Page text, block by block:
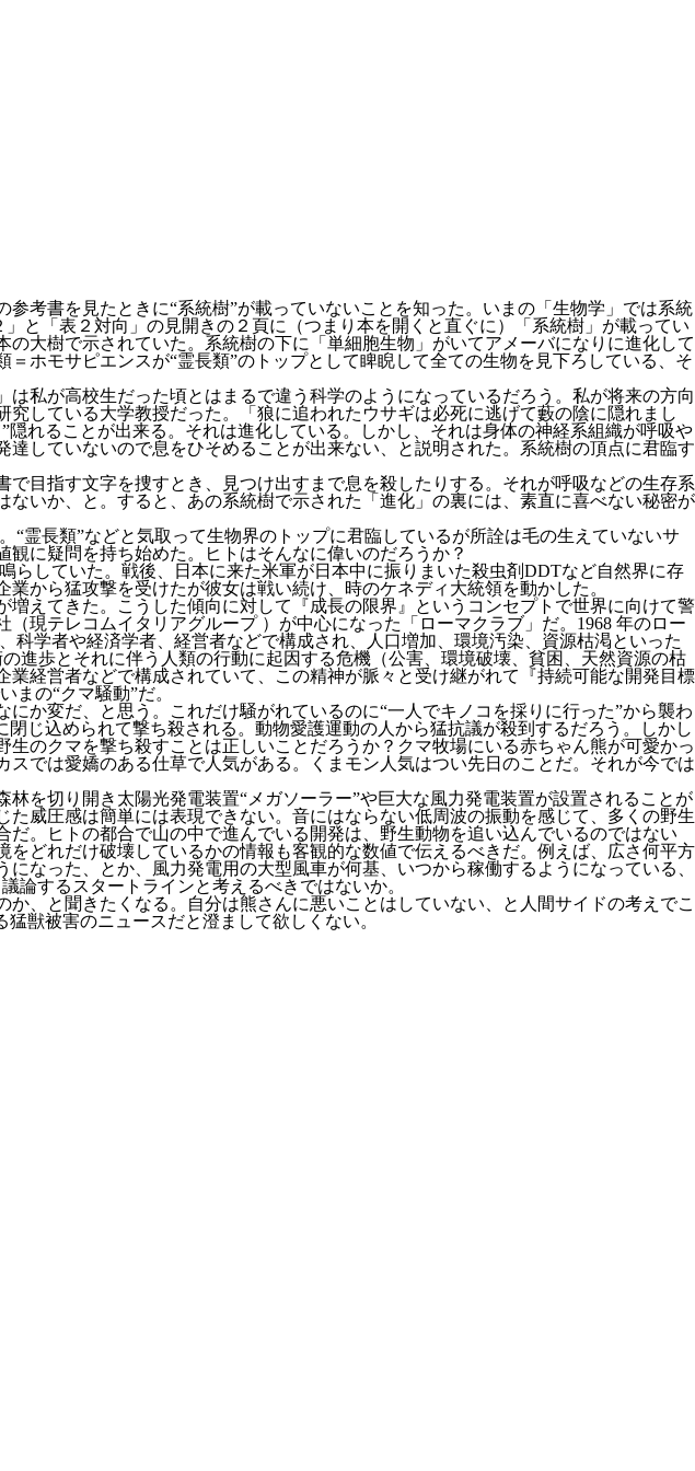
考書を見たときに“系統樹”が載っていないことを知った。いまの「生物学」では系統
「表２対向」の見開きの２頁に（つまり本を開くと直ぐに）「系統樹」が載ってい
大樹で示されていた。系統樹の下に「単細胞生物」がいてアメーバになりに進化して
ホモサピエンスが“霊長類”のトップとして睥睨して全ての生物を見下ろしている、そ
私が高校生だった頃とはまるで違う科学のようになっているだろう。私が将来の方向
している大学教授だった。「狼に追われたウサギは必死に逃げて藪の陰に隠れまし
れることが出来る。それは進化している。しかし、それは身体の神経系組織が呼吸や
していないので息をひそめることが出来ない、と説明された。系統樹の頂点に君臨す
目指す文字を捜すとき、見つけ出すまで息を殺したりする。それが呼吸などの生存系
いか、と。すると、あの系統樹で示された「進化」の裏には、素直に喜べない秘密が
霊長類”などと気取って生物界のトップに君臨しているが所詮は毛の生えていないサ
に疑問を持ち始めた。ヒトはそんなに偉いのだろうか？
らしていた。戦後、日本に来た米軍が日本中に振りまいた殺虫剤DDTなど自然界に存
から猛攻撃を受けたが彼女は戦い続け、時のケネディ大統領を動かした。
えてきた。こうした傾向に対して『成長の限界』というコンセプトで世界に向けて警
現テレコムイタリアグループ ）が中心になった「ローマクラブ」だ。1968 年のロー
学者や経済学者、経営者などで構成され、人口増加、環境汚染、資源枯渇といった
進歩とそれに伴う人類の行動に起因する危機（公害、環境破壊、貧困、天然資源の枯
経営者などで構成されていて、この精神が脈々と受け継がれて『持続可能な開発目標
まの“クマ騒動”だ。
か変だ、と思う。これだけ騒がれているのに“一人でキノコを採りに行った”から襲わ
じ込められて撃ち殺される。動物愛護運動の人から猛抗議が殺到するだろう。しかし
のクマを撃ち殺すことは正しいことだろうか？クマ牧場にいる赤ちゃん熊が可愛かっ
では愛嬌のある仕草で人気がある。くまモン人気はつい先日のことだ。それが今では
を切り開き太陽光発電装置“メガソーラー”や巨大な風力発電装置が設置されることが
威圧感は簡単には表現できない。音にはならない低周波の振動を感じて、多くの野生
。ヒトの都合で山の中で進んでいる開発は、野生動物を追い込んでいるのではない
どれだけ破壊しているかの情報も客観的な数値で伝えるべきだ。例えば、広さ何平方
なった、とか、風力発電用の大型風車が何基、いつから稼働するようになっている、
論するスタートラインと考えるべきではないか。
、と聞きたくなる。自分は熊さんに悪いことはしていない、と人間サイドの考えでこ
獣被害のニュースだと澄まして欲しくない。